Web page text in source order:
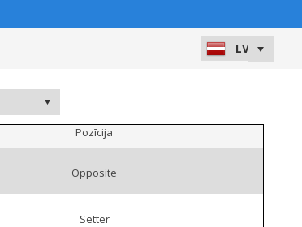
Pozīcija
Opposite
Setter